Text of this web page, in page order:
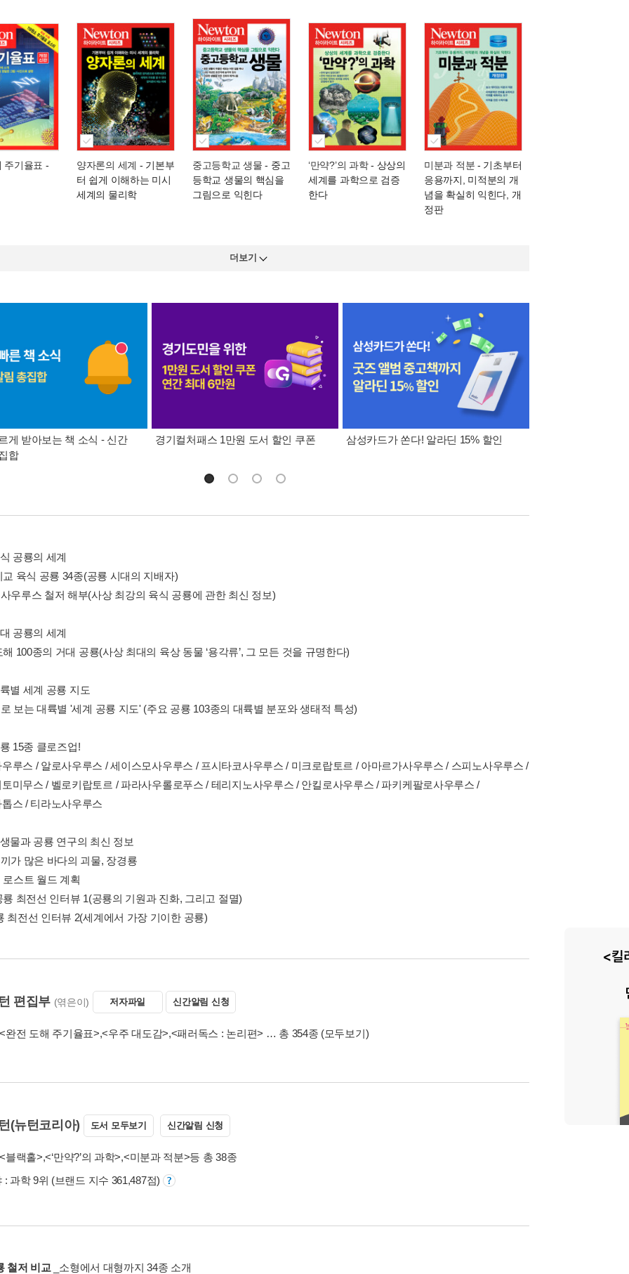
주기율표 - 양자론의 세계 - 기본부
터 쉽게 이해하는 미시
세계의 물리학
중고등학교 생물 - 중고
등학교 생물의 핵심을
그림으로 익힌다
‘만약?’의 과학- 상상의
세계를 과학으로 검증
한다
미분과 적분 - 기초부터
응용까지, 미적분의 개
념을 확실히 익힌다, 개
정판
더보기
게 받아보는 책 소식 - 신간
합
경기컬처패스 1만원 도서 할인 쿠폰 삼성카드가 쏜다! 알라딘 15% 할인
공룡의 세계
육식 공룡 34종(공룡 시대의 지배자)
우루스 철저 해부(사상 최강의 육식 공룡에 관한 최신 정보)
공룡의 세계
100종의 거대 공룡(사상 최대의 육상 동물 ‘용각류’, 그 모든 것을 규명한다)
별 세계 공룡 지도
보는 대륙별 '세계 공룡 지도' (주요 공룡 103종의 대륙별 분포와 생태적 특성)
15종 클로즈업!
루스 / 알로사우루스 / 세이스모사우루스 / 프시타코사우루스 / 미크로랍토르 / 아마르가사우루스 / 스피노사우루스 /
미무스 / 벨로키랍토르 / 파라사우롤로푸스 / 테리지노사우루스 / 안킬로사우루스 / 파키케팔로사우루스 /
스 / 티라노사우루스
물과 공룡 연구의 최신 정보
가 많은 바다의 괴물, 장경룡
스트 월드 계획
최전선 인터뷰 1(공룡의 기원과 진화, 그리고 절멸)
최전선 인터뷰 2(세계에서 가장 기이한 공룡)
편집부 (엮은이) 저자파일 신간알림 신청
<완전 도해 주기율표>,<우주 대도감>,<패러독스 : 논리편> … 총 354종 (모두보기)
(뉴턴코리아) 도서 모두보기 신간알림 신청
<블랙홀>,<‘만약?’의 과학>,<미분과 적분>등 총 38종
: 과학 9위 (브랜드 지수 361,487점)
철저 비교 _소형에서 대형까지 34종 소개